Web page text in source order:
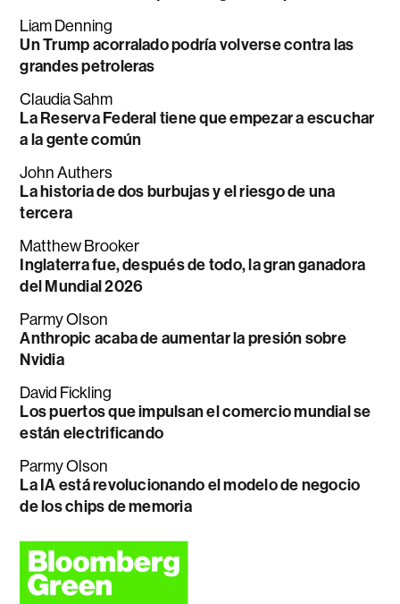
Liam Denning
Un Trump acorralado podría volverse contra las
grandes petroleras
Claudia Sahm
La Reserva Federal tiene que empezar a escuchar
a la gente común
John Authers
La historia de dos burbujas y el riesgo de una
tercera
Matthew Brooker
Inglaterra fue, después de todo, la gran ganadora
del Mundial 2026
Parmy Olson
Anthropic acaba de aumentar la presión sobre
Nvidia
David Fickling
Los puertos que impulsan el comercio mundial se
están electrificando
Parmy Olson
La IA está revolucionando el modelo de negocio
de los chips de memoria